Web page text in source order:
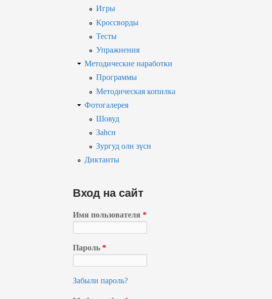
Игры
Кроссворды
Тесты
Упражнения
Методические наработки
Программы
Методическая копилка
Фотогалерея
Шовуд
Заһсн
Зургуд олн зүсн
Диктанты
Вход на сайт
Имя пользователя *
Пароль *
Забыли пароль?